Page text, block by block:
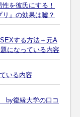
を彼氏にする！
』の効果は嘘？
する方法＋元A
になっている内容
いる内容
by復縁大学の口コ